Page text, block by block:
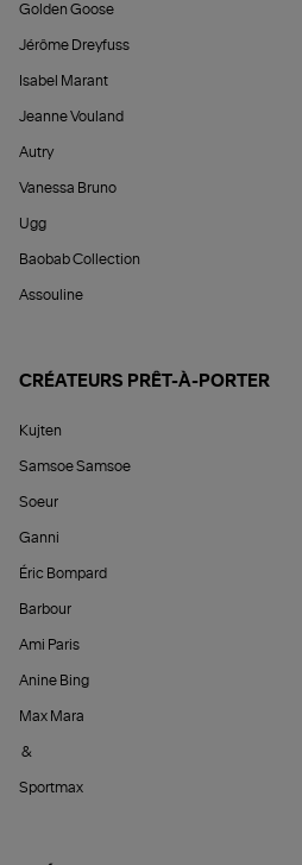
Golden Goose
Jérôme Dreyfuss
Isabel Marant
Jeanne Vouland
Autry
Vanessa Bruno
Ugg
Baobab Collection
Assouline
CRÉATEURS PRÊT-À-PORTER
Kujten
Samsoe Samsoe
Soeur
Ganni
Éric Bompard
Barbour
Ami Paris
Anine Bing
Max Mara
&
Sportmax